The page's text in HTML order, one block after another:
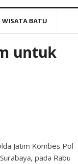
WISATA BATU
untuk
Jatim Kombes Pol
pada Rabu